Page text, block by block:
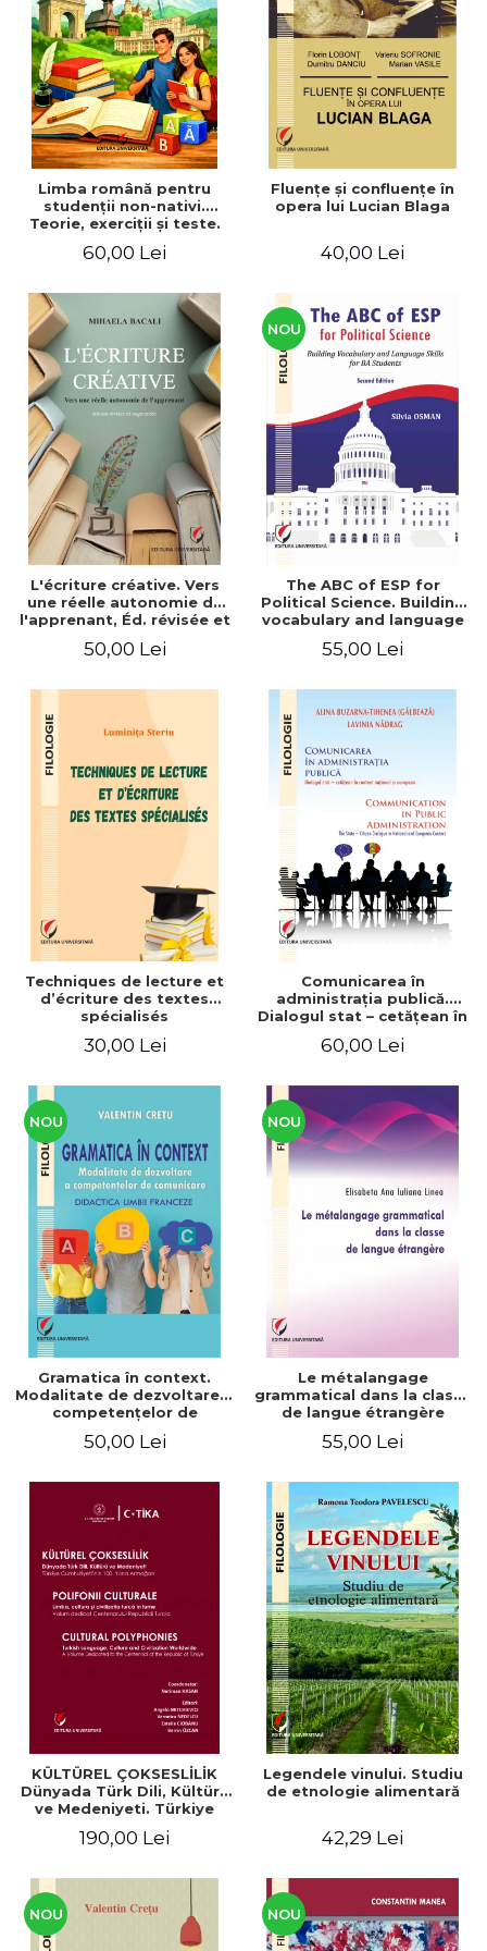
ADMINISTRATIVE
ȘTIINȚE ECONOMICE
ȘTIINȚE EXACTE
EDUCAȚIE FIZICĂ ȘI SPORT
PREUNIVERSITARIA
TIMP LIBER
ÎN CURS DE APARIȚIE
NOUTĂȚI
PACHETE DE STUDIU
ULTIMELE EXEMPLARE
Cum Cumpăr
Livrare
Politica de Retur
Formular de Retur
Distribuitori
Limba română pentru
studenţii non-nativi.
Teorie, exerciţii şi teste.
60,00 Lei
Fluenţe şi confluenţe în
opera lui Lucian Blaga
40,00 Lei
L'écriture créative. Vers
une réelle autonomie de
l'apprenant, Éd. révisée et
50,00 Lei
NOU
The ABC of ESP for
Political Science. Building
vocabulary and language
55,00 Lei
Techniques de lecture et
d’écriture des textes
spécialisés
30,00 Lei
Comunicarea în
administraţia publică.
Dialogul stat – cetăţean în
european / Communication
The state-citizen dialogue
in national and European
context
60,00 Lei
NOU
Gramatica în context.
Modalitate de dezvoltare a
competenţelor de
limbii franceze
50,00 Lei
NOU
Le métalangage
grammatical dans la classe
de langue étrangère
55,00 Lei
KÜLTÜREL ÇOKSESLİLİK
Dünyada Türk Dili, Kültürü
ve Medeniyeti. Türkiye
Armağan/ POLIFONII
și civilizația turcă în lume.
Centenarului
190,00 Lei
Legendele vinului. Studiu
de etnologie alimentară
42,29 Lei
NOU NOU